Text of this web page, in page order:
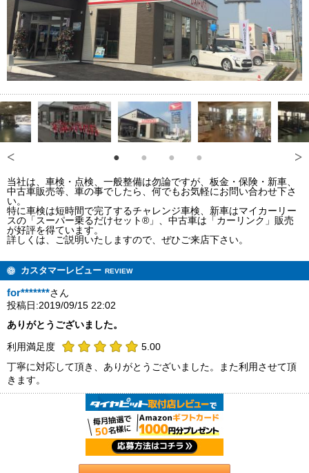
当社は、車検・点検、一般整備は勿論ですが、板金・保険・新車、
中古車販売等、車の事でしたら、何でもお気軽にお問い合わせ下さ
い。
特に車検は短時間で完了するチャレンジ車検、新車はマイカーリー
スの「スーパー乗るだけセット®」、中古車は「カーリンク」販売
が好評を得ています。
詳しくは、ご説明いたしますので、ぜひご来店下さい。
カスタマーレビュー REVIEW
for*******さん
投稿日:2019/09/15 22:02
ありがとうございました。
利用満足度
5.00
丁寧に対応して頂き、ありがとうございました。また利用させて頂
きます。